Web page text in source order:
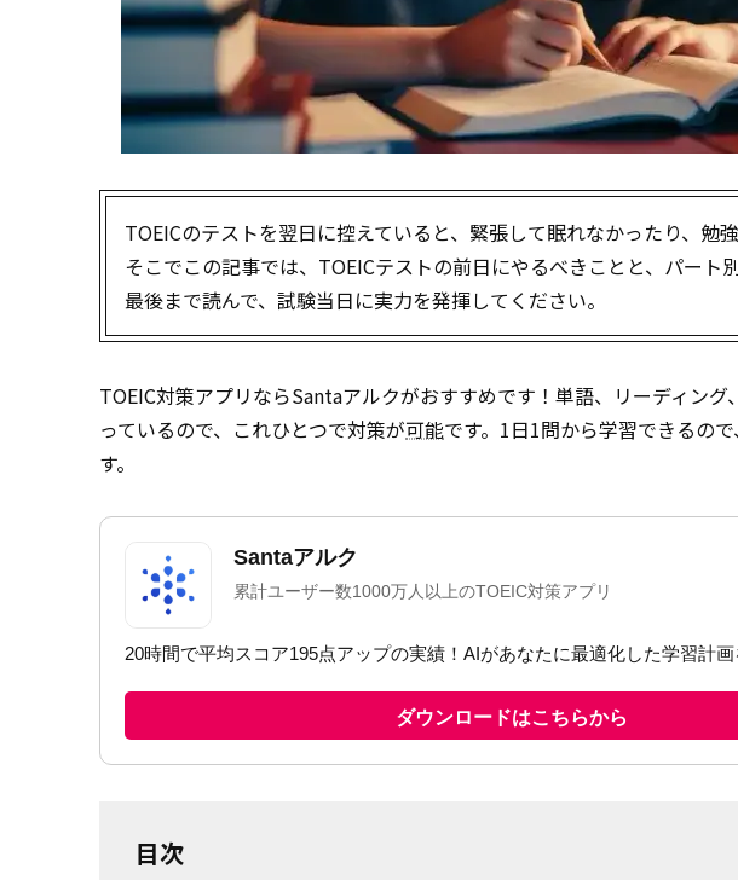
TOEICのテストを翌日に控えていると、緊張して眠れなかったり、勉
そこでこの記事では、TOEICテストの前日にやるべきことと、パート
最後まで読んで、試験当日に実力を発揮してください。
TOEIC対策アプリならSantaアルクがおすすめです！単語、リーディン
っているので、これひとつで対策が可能です。1日1問から学習できるの
す。
目次